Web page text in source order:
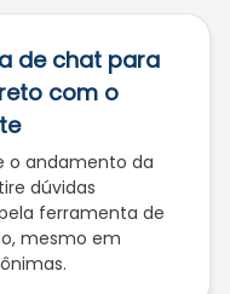
de chat para
com o
o andamento da
dúvidas
ferramenta de
mesmo em